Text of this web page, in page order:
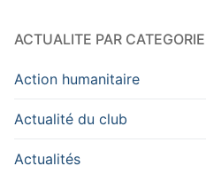
ACTUALITE PAR CATEGORIE
Action humanitaire
Actualité du club
Actualités